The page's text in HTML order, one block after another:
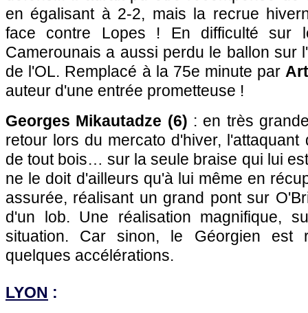
en égalisant à 2-2, mais la recrue
face contre Lopes ! En difficulté sur
Camerounais a aussi perdu le ballon sur
de l'OL. Remplacé à la 75e minute par
auteur d'une entrée prometteuse !
Georges Mikautadze (6) : en très
retour lors du mercato d'hiver,
de tout bois… sur la seule braise qui lui
ne le doit d'ailleurs qu'à lui même en
assurée, réalisant un grand pont sur
d'un lob. Une réalisation magnifique,
situation. Car sinon, le Géorgien est
quelques accélérations.
LYON :